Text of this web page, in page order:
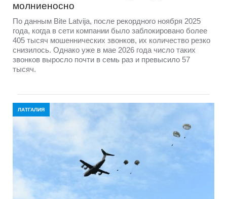
молниеносно
По данным Bite Latvija, после рекордного ноября 2025
года, когда в сети компании было заблокировано более
405 тысяч мошеннических звонков, их количество резко
снизилось. Однако уже в мае 2026 года число таких
звонков выросло почти в семь раз и превысило 57
тысяч.
ЛАТГАЛИЯ